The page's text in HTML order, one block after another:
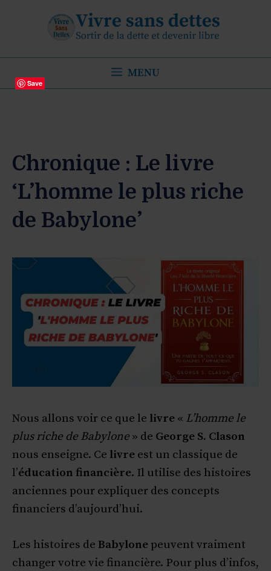
MENU
Chronique : Le livre
‘L’homme le plus riche
de Babylone’
Nous allons voir ce que le livre « L’homme le
plus riche de Babylone » de George S. Clason
nous enseigne. Ce livre est un classique de
l’éducation financière. Il utilise des histoires
anciennes pour expliquer des concepts
financiers d’aujourd’hui.
Les histoires de Babylone peuvent vraiment
changer votre vie financière. Pour plus d’infos,
Save